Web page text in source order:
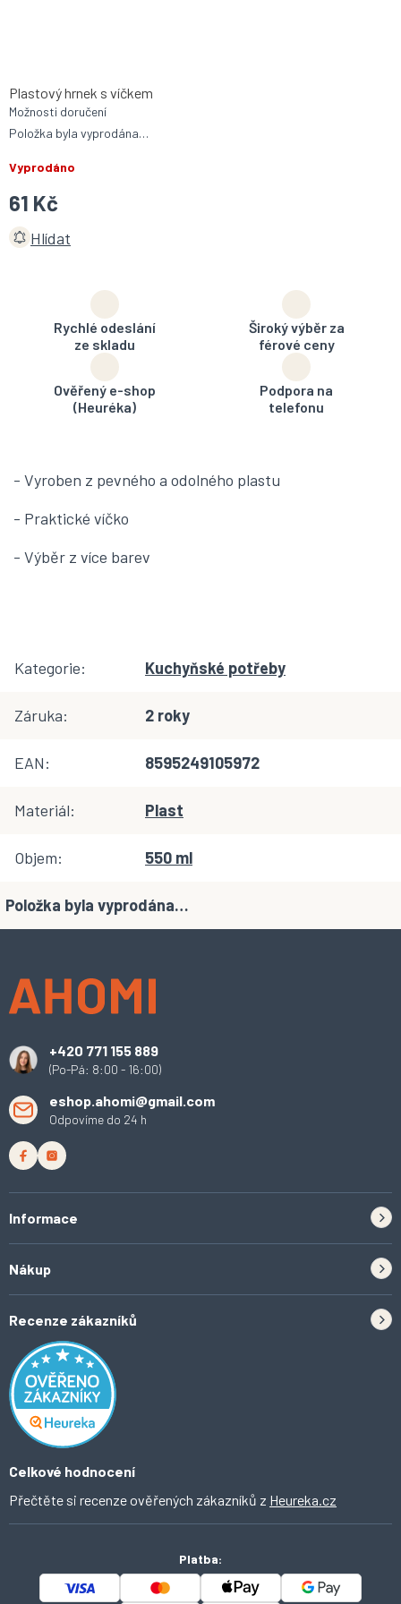
61 Kč
Vyprodáno
Možnosti doručení
Položka byla vyprodána…
Plastový hrnek s víčkem
Hlídat
Rychlé odeslání
ze skladu
Široký výběr za
férové ceny
Ověřený e-shop
(Heuréka)
Podpora na
telefonu
- Vyroben z pevného a odolného plastu
- Praktické víčko
- Výběr z více barev
Kategorie: Kuchyňské potřeby
Záruka: 2 roky
EAN: 8595249105972
Materiál: Plast
Objem: 550 ml
Položka byla vyprodána…
+420 771 155 889
(Po-Pá: 8:00 - 16:00)
eshop.ahomi@gmail.com
Odpovíme do 24 h
Informace
Tipy do kuchyně
Inspirace a trendy
Domácí vychytávky
O Ahomi
Nákup
Odstoupení od smlouvy
Obchodní podmínky
Ochrana osobních údajů
Recenze zákazníků
Celkové hodnocení
Přečtěte si recenze ověřených zákazníků z Heureka.cz
Platba: